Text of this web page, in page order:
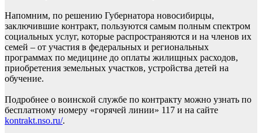
Напомним, по решению Губернатора новосибирцы,
заключившие контракт, пользуются самым полным спектром
социальных услуг, которые распространяются и на членов их
семей – от участия в федеральных и региональных
программах по медицине до оплаты жилищных расходов,
приобретения земельных участков, устройства детей на
обучение.
Подробнее о воинской службе по контракту можно узнать по
бесплатному номеру «горячей линии» 117 и на сайте
kontrakt.nso.ru/.